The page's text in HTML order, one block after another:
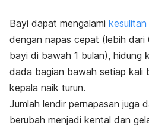
Bayi dapat mengalami
dengan napas cepat (lebih
bayi di bawah 1 bulan), hidung
dada bagian bawah setiap kali
kepala naik turun.
Jumlah lendir pernapasan juga
berubah menjadi kental dan